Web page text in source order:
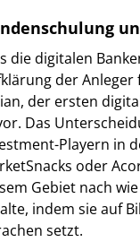
die digitalen
der
der ersten
Das
Playern in
oder
Gebiet nach
indem sie auf
setzt.